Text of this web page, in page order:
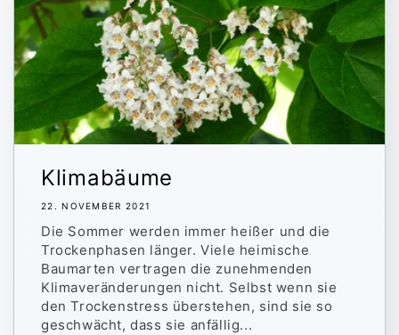
Klimabäume
22. NOVEMBER 2021
Die Sommer werden immer heißer und die
Trockenphasen länger. Viele heimische
Baumarten vertragen die zunehmenden
Klimaveränderungen nicht. Selbst wenn sie
den Trockenstress überstehen, sind sie so
geschwächt, dass sie anfällig...